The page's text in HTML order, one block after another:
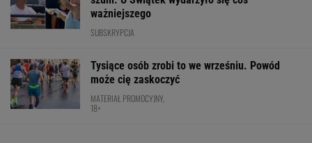
ważniejszego
SUBSKRYPCJA
Tysiące osób zrobi to we wrześniu. Powód
może cię zaskoczyć
MATERIAŁ PROMOCYJNY,
18+